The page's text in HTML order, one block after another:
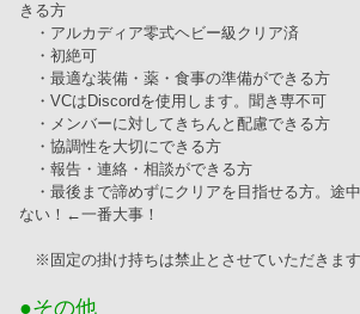
きる方
・アルカディア零式ヘビー級クリア済
・初絶可
・最適な装備・薬・食事の準備ができる方
・VCはDiscordを使用します。聞き専不可
・メンバーに対してきちんと配慮できる方
・協調性を大切にできる方
・報告・連絡・相談ができる方
・最後まで諦めずにクリアを目指せる方。途
ない！←一番大事！
※固定の掛け持ちは禁止とさせていただきます
●その他